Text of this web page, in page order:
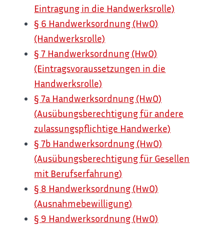
Eintragung in die Handwerksrolle)
§ 6 Handwerksordnung (HwO)
(Handwerksrolle)
§ 7 Handwerksordnung (HwO)
(Eintragsvoraussetzungen in die
Handwerksrolle)
§ 7a Handwerksordnung (HwO)
(Ausübungsberechtigung für andere
zulassungspflichtige Handwerke)
§ 7b Handwerksordnung (HwO)
(Ausübungsberechtigung für Gesellen
mit Berufserfahrung)
§ 8 Handwerksordnung (HwO)
(Ausnahmebewilligung)
§ 9 Handwerksordnung (HwO)